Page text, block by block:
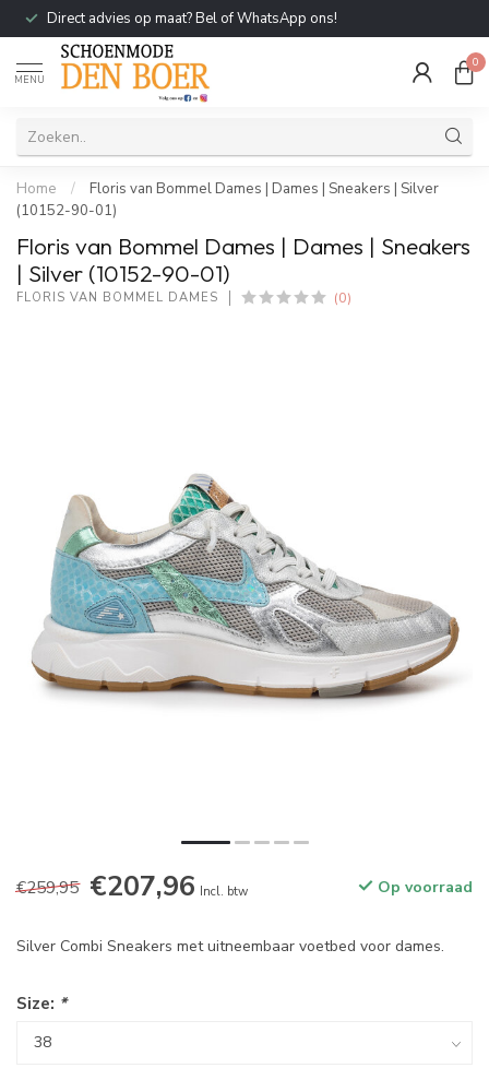
Direct advies op maat? Bel of WhatsApp ons!
MENU
0
Home /
Floris van Bommel Dames | Dames | Sneakers | Silver
(10152-90-01)
Floris van Bommel Dames | Dames | Sneakers
| Silver (10152-90-01)
FLORIS VAN BOMMEL DAMES (0)
€259,95 €207,96 Incl. btw Op voorraad
Silver Combi Sneakers met uitneembaar voetbed voor dames.
Size: *